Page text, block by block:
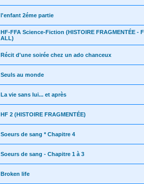
l'enfant 2éme partie
HF-FFA Science-Fiction (HISTOIRE FRAGMENTÉE -
ALL)
Récit d'une soirée chez un ado chanceux
Seuls au monde
La vie sans lui... et après
HF 2 (HISTOIRE FRAGMENTÉE)
Soeurs de sang * Chapitre 4
Soeurs de sang - Chapitre 1 à 3
Broken life